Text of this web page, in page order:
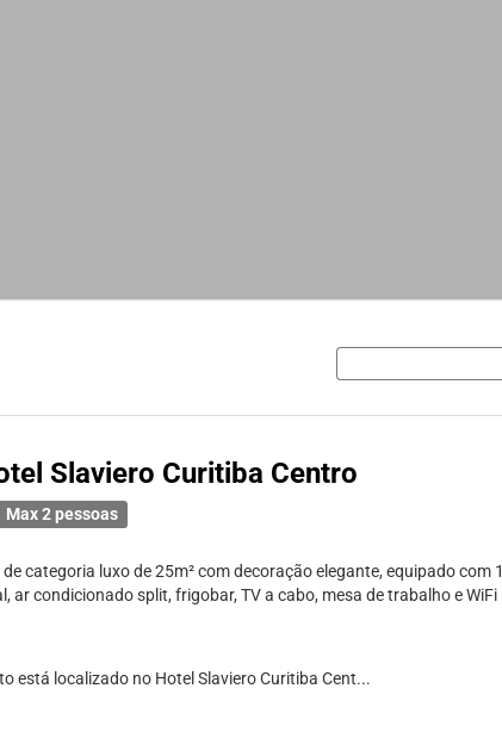
Slaviero Curitiba Centro
Max 2 pessoas
categoria luxo de 25m² com decoração elegante, equipado com 1
ar condicionado split, frigobar, TV a cabo, mesa de trabalho e WiFi
está localizado no Hotel Slaviero Curitiba Cent...